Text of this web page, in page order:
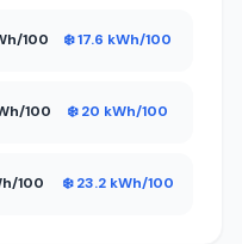
100 ❄️ 17.6 kWh/100
100 ❄️ 20 kWh/100
100 ❄️ 23.2 kWh/100